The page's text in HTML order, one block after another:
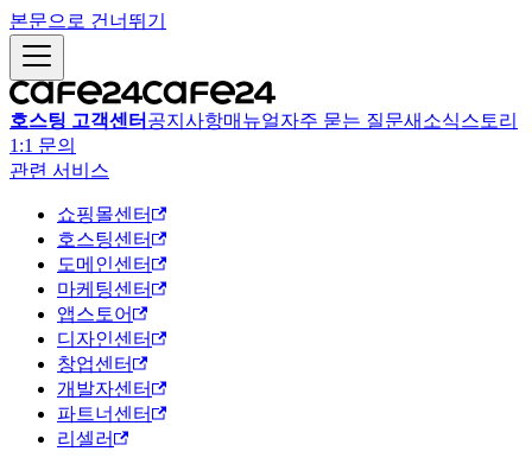
본문으로 건너뛰기
호스팅 고객센터 공지사항매뉴얼자주 묻는 질문새소식스토리
1:1 문의
관련 서비스
쇼핑몰센터
호스팅센터
도메인센터
마케팅센터
앱스토어
디자인센터
창업센터
개발자센터
파트너센터
리셀러